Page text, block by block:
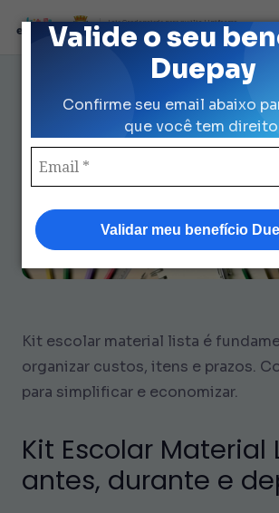
Valide o seu
Duepay
Confirme seu email abaixo
que você tem
Validar meu benefício
Loja Credenciada para auxilio Uniforme
e Kit Escolar da Prefeitura de São Paulo
Kit Escolar Material
Dicas para
Kit escolar material lista é
organizar custos, itens e prazos.
para simplificar e economizar.
Kit Escolar Material
antes, durante e